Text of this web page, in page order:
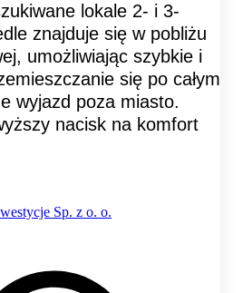
lokale 2- i 3-
znajduje się w pobliżu
umożliwiając szybkie i
się po całym
wyjazd poza miasto.
nacisk na komfort
Sp. z o. o.